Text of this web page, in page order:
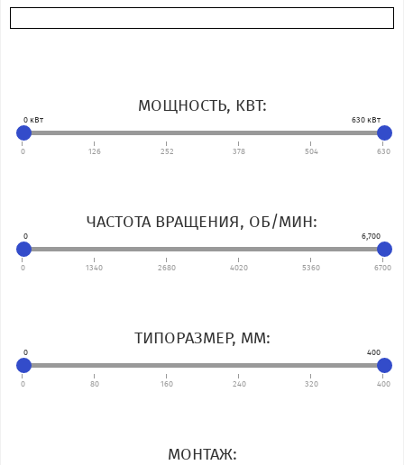
Baumuller
Bosch Rexroth
Celma Indukta
МОЩНОСТЬ, КВТ:
0кВт 630 кВт
0 126 252 378 504 630
ЧАСТОТА ВРАЩЕНИЯ, ОБ/МИН:
0 6,700
0 1340 2680 4020 5360 6700
ТИПОРАЗМЕР, ММ:
0 400
0 80 160 240 320 400
МОНТАЖ: